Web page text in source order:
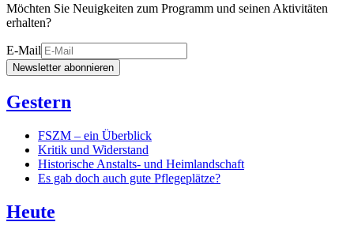
Möchten Sie Neuigkeiten zum Programm und seinen Aktivitäten
erhalten?
E-Mail
Newsletter abonnieren
Gestern
FSZM – ein Überblick
Kritik und Widerstand
Historische Anstalts- und Heimlandschaft
Es gab doch auch gute Pflegeplätze?
Heute